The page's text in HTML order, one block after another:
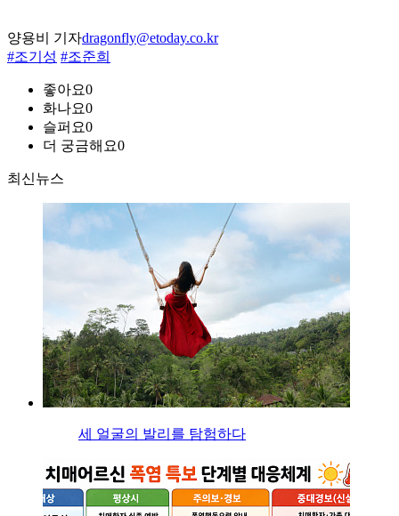
양용비 기자dragonfly@etoday.co.kr
#조기성 #조준희
좋아요0
화나요0
슬퍼요0
더 궁금해요0
최신뉴스
세 얼굴의 발리를 탐험하다